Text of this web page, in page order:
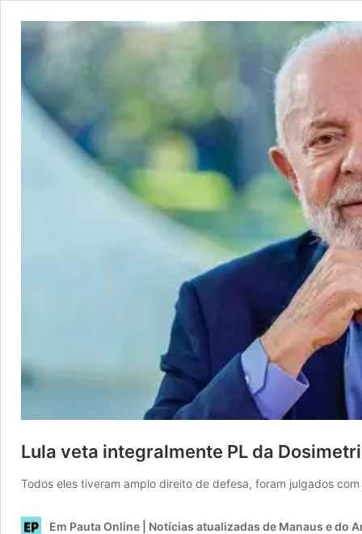
Lula veta integralmente PL da
Todos eles tiveram amplo direito de defesa, foram julgados
Em Pauta Online | Notícias atualizadas de Manaus e do